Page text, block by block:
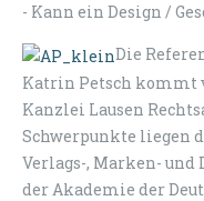
- Kann ein Design /
Die
Katrin Petsch kommt
Kanzlei Lausen
Schwerpunkte liegen
Verlags-, Marken- und
der Akademie der